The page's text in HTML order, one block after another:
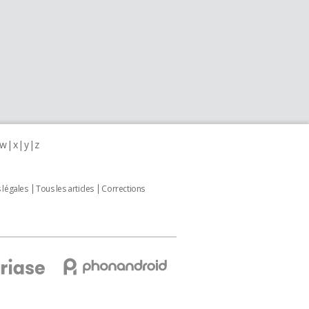
w x y z
légales Tous les articles
Corrections